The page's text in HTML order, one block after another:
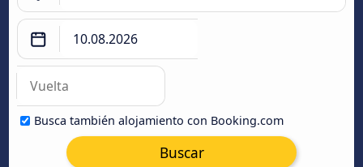
Busca también alojamiento con Booking.com
Buscar